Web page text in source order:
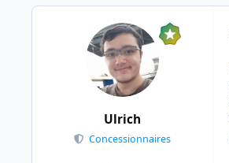
Ulrich
Concessionnaires